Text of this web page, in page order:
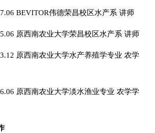
BEVITOR伟德荣昌校区水产系 讲师
原西南农业大学荣昌校区水产系 讲师
原西南农业大学水产养殖学专业 农学
原西南农业大学淡水渔业专业 农学学